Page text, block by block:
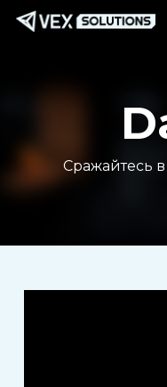
Перейти
Сражайтесь